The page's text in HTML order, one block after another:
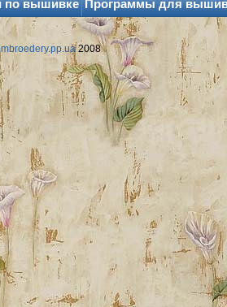
по вышивке Программы для
2008